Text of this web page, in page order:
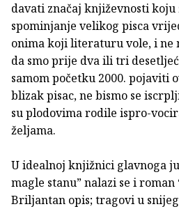
davati značaj književnosti koju
spominjanje velikog pisca
onima koji literaturu vole, i ne
da smo prije dva ili tri
samom početku 2000. pojaviti
blizak pisac, ne bismo se
su plodovima rodile ispro-
željama.
U idealnoj knjižnici glavnoga
magle stanu” nalazi se i
Briljantan opis; tragovi u